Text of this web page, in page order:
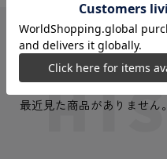
最近見た商
最近見た商品がありません。